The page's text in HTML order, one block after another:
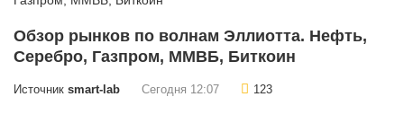
Обзор рынков по волнам Эллиотта. Нефть,
Серебро, Газпром, ММВБ, Биткоин
Источник smart-lab Сегодня 12:07 123